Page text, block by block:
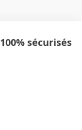
sécurisés